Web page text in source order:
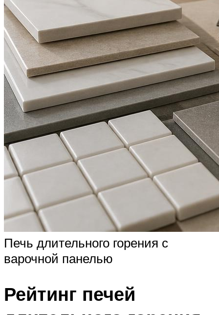
Печь длительного горения с
варочной панелью
Рейтинг печей